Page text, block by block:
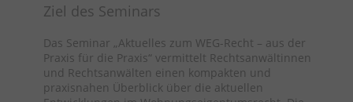
Ziel des Seminars
Das Seminar „Aktuelles zum WEG-Recht – aus der
Praxis für die Praxis“ vermittelt Rechtsanwältinnen
und Rechtsanwälten einen kompakten und
praxisnahen Überblick über die aktuellen